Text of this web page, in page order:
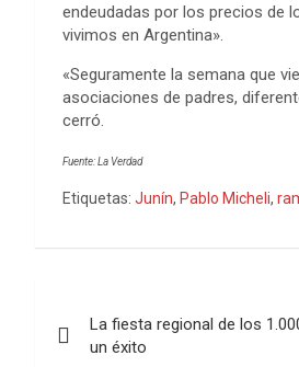
endeudadas por los precios de
vivimos en Argentina».
«Seguramente la semana que
asociaciones de padres,
cerró.
Fuente: La Verdad
Etiquetas: Junín, Pablo Micheli,
La fiesta regional de los
un éxito